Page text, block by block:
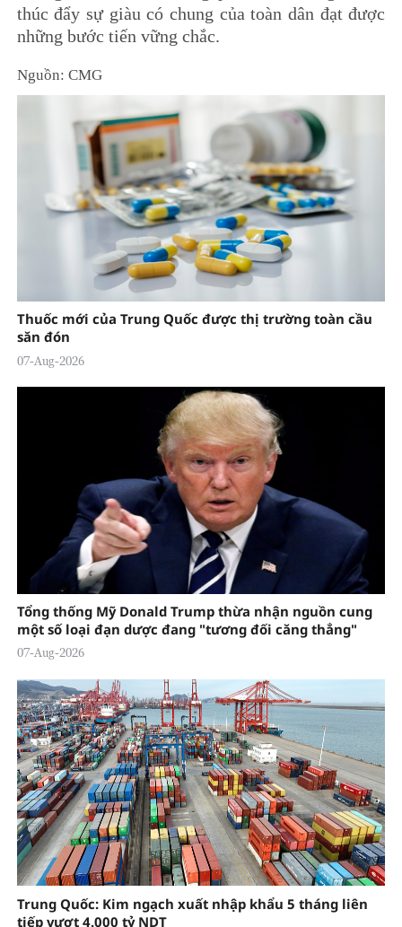
thúc đẩy sự giàu có chung của toàn dân đạt được
những bước tiến vững chắc.
Nguồn: CMG
Thuốc mới của Trung Quốc được thị trường toàn cầu
săn đón
07-Aug-2026
Tổng thống Mỹ Donald Trump thừa nhận nguồn cung
một số loại đạn dược đang "tương đối căng thẳng"
07-Aug-2026
Trung Quốc: Kim ngạch xuất nhập khẩu 5 tháng liên
tiếp vượt 4.000 tỷ NDT